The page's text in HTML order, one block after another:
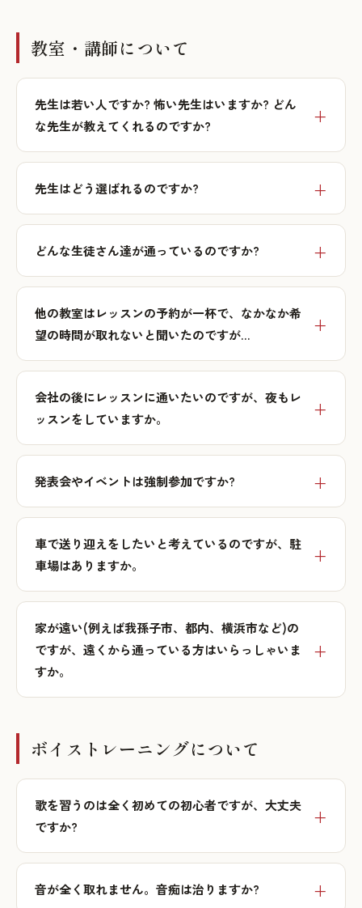
教室・講師について
先生は若い人ですか? 怖い先生はいますか? どん
な先生が教えてくれるのですか?
先生はどう選ばれるのですか?
どんな生徒さん達が通っているのですか?
他の教室はレッスンの予約が一杯で、なかなか希
望の時間が取れないと聞いたのですが…
会社の後にレッスンに通いたいのですが、夜もレ
ッスンをしていますか。
発表会やイベントは強制参加ですか?
車で送り迎えをしたいと考えているのですが、駐
車場はありますか。
家が遠い(例えば我孫子市、都内、横浜市など)の
ですが、遠くから通っている方はいらっしゃいま
すか。
ボイストレーニングについて
歌を習うのは全く初めての初心者ですが、大丈夫
ですか?
音が全く取れません。音痴は治りますか?